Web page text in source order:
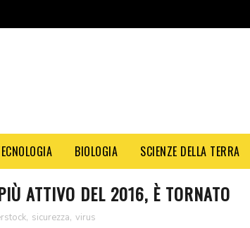
BIOLOGIA SCIENZE DELLA TERRA
ATTIVO DEL 2016, È TORNATO
, sicurezza, virus